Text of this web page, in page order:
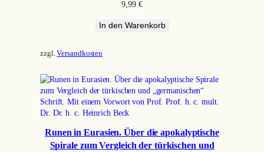
9,99 €
In den Warenkorb
zzgl.Versandkosten
Runen in Eurasien. Über die apokalyptische
Spirale zum Vergleich der türkischen und